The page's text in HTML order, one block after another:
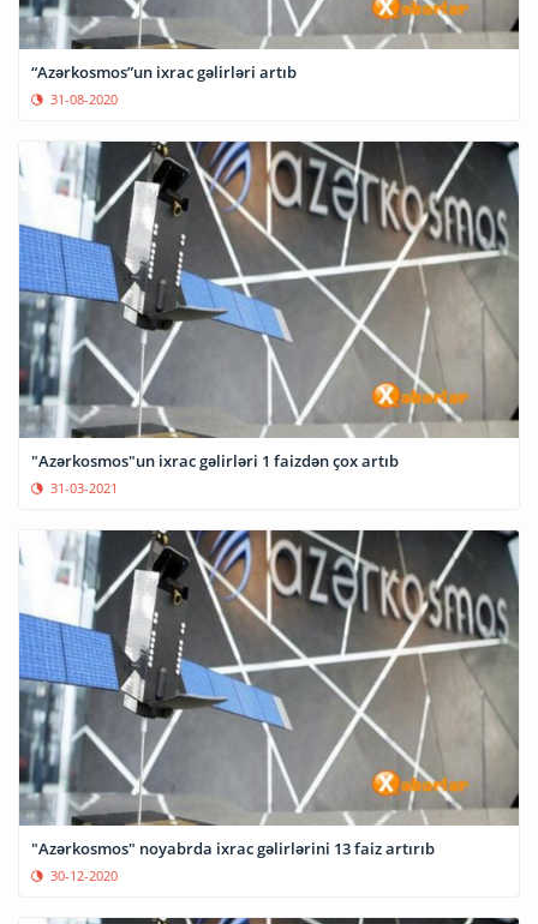
“Azərkosmos”un ixrac gəlirləri artıb
31-08-2020
"Azərkosmos"un ixrac gəlirləri 1 faizdən çox artıb
31-03-2021
"Azərkosmos" noyabrda ixrac gəlirlərini 13 faiz artırıb
30-12-2020